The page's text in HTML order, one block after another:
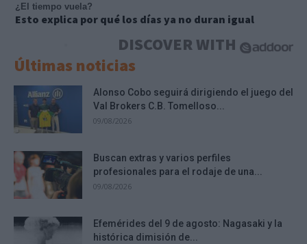
¿El tiempo vuela?
Esto explica por qué los días ya no duran igual
DISCOVER WITH
Últimas noticias
Alonso Cobo seguirá dirigiendo el juego del
Val Brokers C.B. Tomelloso...
09/08/2026
Buscan extras y varios perfiles
profesionales para el rodaje de una...
09/08/2026
Efemérides del 9 de agosto: Nagasaki y la
histórica dimisión de...